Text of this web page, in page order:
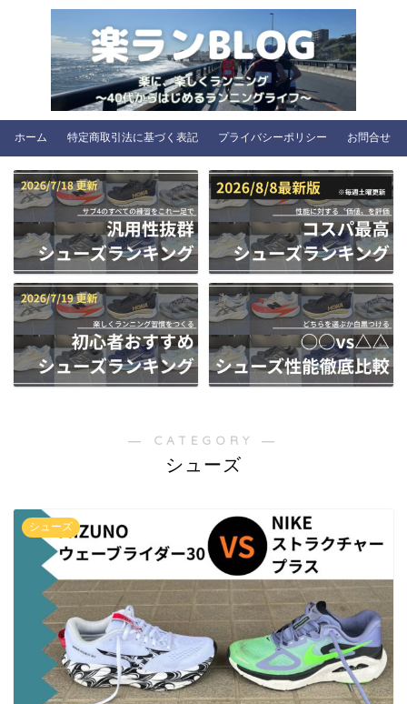
ホーム 特定商取引法に基づく表記 プライバシーポリシー お問合せ
― CATEGORY ―
シューズ
シューズ